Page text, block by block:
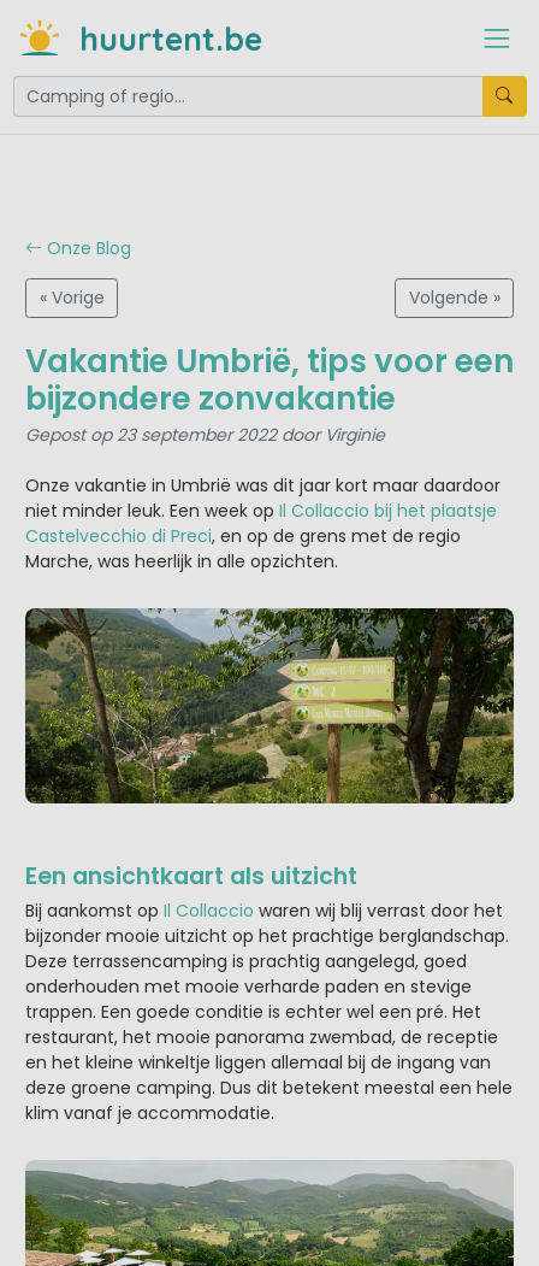
huurtent.be
Onze Blog
« Vorige Volgende »
Vakantie Umbrië, tips voor een
bijzondere zonvakantie
Gepost op 23 september 2022 door Virginie
Onze vakantie in Umbrië was dit jaar kort maar daardoor
niet minder leuk. Een week op Il Collaccio bij het plaatsje
Castelvecchio di Preci, en op de grens met de regio
Marche, was heerlijk in alle opzichten.
Een ansichtkaart als uitzicht
Bij aankomst op Il Collaccio waren wij blij verrast door het
bijzonder mooie uitzicht op het prachtige berglandschap.
Deze terrassencamping is prachtig aangelegd, goed
onderhouden met mooie verharde paden en stevige
trappen. Een goede conditie is echter wel een pré. Het
restaurant, het mooie panorama zwembad, de receptie
en het kleine winkeltje liggen allemaal bij de ingang van
deze groene camping. Dus dit betekent meestal een hele
klim vanaf je accommodatie.